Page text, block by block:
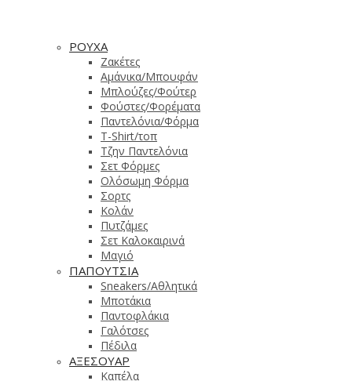
ΡΟΥΧΑ
Ζακέτες
Αμάνικα/Μπουφάν
Μπλούζες/Φούτερ
Φούστες/Φορέματα
Παντελόνια/Φόρμα
T-Shirt/τοπ
Τζην Παντελόνια
Σετ Φόρμες
Ολόσωμη Φόρμα
Σορτς
Κολάν
Πυτζάμες
Σετ Καλοκαιρινά
Μαγιό
ΠΑΠΟΥΤΣΙΑ
Sneakers/Αθλητικά
Μποτάκια
Παντοφλάκια
Γαλότσες
Πέδιλα
ΑΞΕΣΟΥΑΡ
Καπέλα